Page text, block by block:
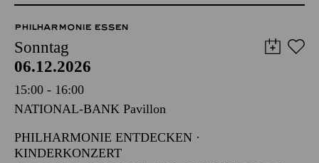
12,00€
PHILHARMONIE ESSEN
Sonntag
06.12.2026
15:00 - 16:00
NATIONAL-BANK Pavillon